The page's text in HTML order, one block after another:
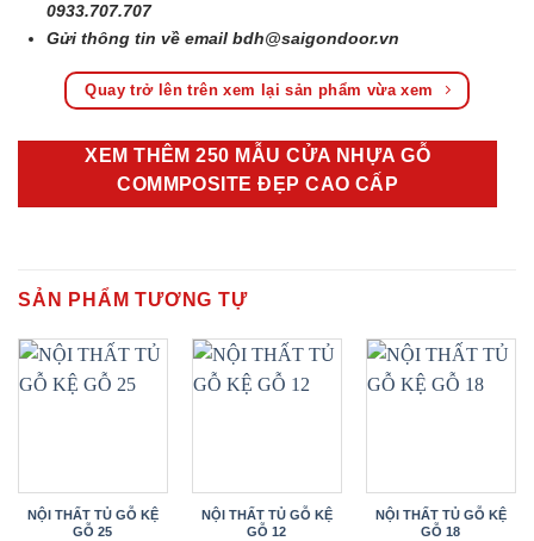
0933.707.707
Gửi thông tin về emailbdh@saigondoor.vn
Quay trở lên trên xem lại sản phẩm vừa xem
XEM THÊM 250 MẪU CỬA NHỰA GỖ
COMMPOSITE ĐẸP CAO CẤP
SẢN PHẨM TƯƠNG TỰ
NỘI THẤT TỦ GỖ KỆ
GỖ 25
NỘI THẤT TỦ GỖ KỆ
GỖ 12
NỘI THẤT TỦ GỖ KỆ
GỖ 18